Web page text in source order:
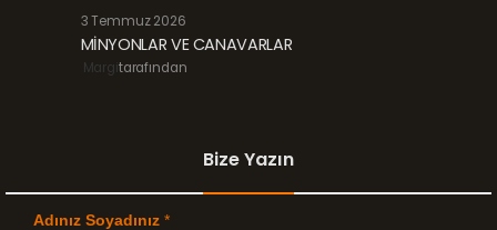
3 Temmuz 2026
MİNYONLAR VE CANAVARLAR
Margitarafından
Bize Yazın
Adınız Soyadınız *